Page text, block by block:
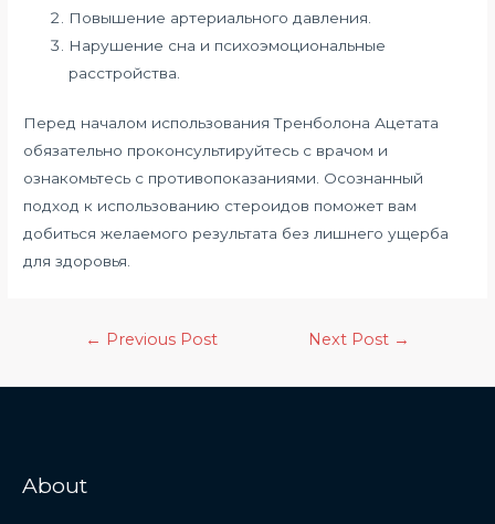
Повышение артериального давления.
Нарушение сна и психоэмоциональные
расстройства.
Перед началом использования Тренболона Ацетата
обязательно проконсультируйтесь с врачом и
ознакомьтесь с противопоказаниями. Осознанный
подход к использованию стероидов поможет вам
добиться желаемого результата без лишнего ущерба
для здоровья.
← Previous Post Next Post →
About